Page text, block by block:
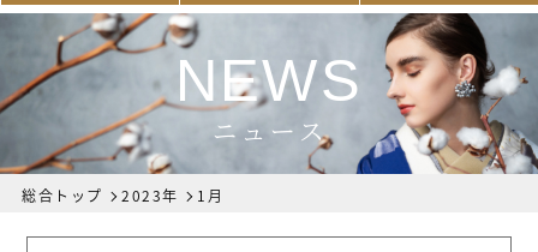
NEWS
ニュース
総合トップ 2023年 1月